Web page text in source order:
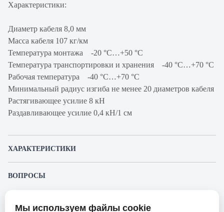
Характеристики:
Диаметр кабеля 8,0 мм
Масса кабеля 107 кг/км
Температура монтажа -20 °С…+50 °С
Температура транспортировки и хранения -40 °С…+70 °С
Рабочая температура -40 °С…+70 °С
Минимальный радиус изгиба не менее 20 диаметров кабеля
Растягивающее усилие 8 кН
Раздавливающее усилие 0,4 кН/1 см
ХАРАКТЕРИСТИКИ
Продукт
ВОПРОСЫ
Мы используем файлы cookie